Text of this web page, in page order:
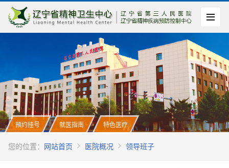
预约挂号 就医指南 特色医疗
您的位置： 网站首页 医院概况 领导班子